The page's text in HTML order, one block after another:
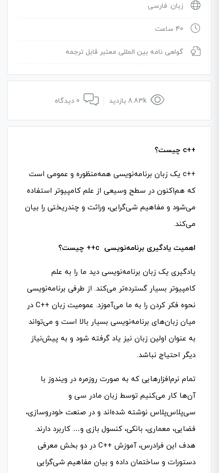
زبان: فارسی
40 ساعت
گواهی نامه بین المللی معتبر قابل ترجمه
++c چیست؟
++c یک زبان برنامه‌نویسی همه‌منظوره و عمومی است
که هم‌اکنون در سطح وسیعی از علم کامپیوتر استفاده
می‌شود و مفاهیم شی‌گرایی، وراثت و چندریختی را بیان
می‌کند.
اهمیت یادگیری برنامه‌نویسی c++ چیست؟
یادگیری یک زبان برنامه‌نویسی دید ما را به علم
کامپیوتر بسیار گسترده‌تر می‌کند. از طرفی برنامه‌نویسی
نحوه فکر کردن را به ما می‌آموزد. عمومیت زبان C++‎ در
میان زبان‌های برنامه‌نویسی بسیار بالا است و می‌تواند
به عنوان اولین زبان نیز یاد گرفته شود و به پیش‌نیاز
دیگر احتیاج نباشد.
تمام نرم‌افزارهایی که به صورت روزمره در ویندوز با
آن‌ها کار می‌کنیم توسط زبان مادر سی و
سی‌پلاس‌پلاس نوشته شده‌اند و در صنعت خودروسازی،
فضایی، معماری، بانکی، کنسول بازی و… کاربرد دارند.
هدف این فرادرس، آموزشC++ ‎ در دو بخش معرفی
دستورات و ساختمان داده و بیان مفاهیم شی‌گرایی